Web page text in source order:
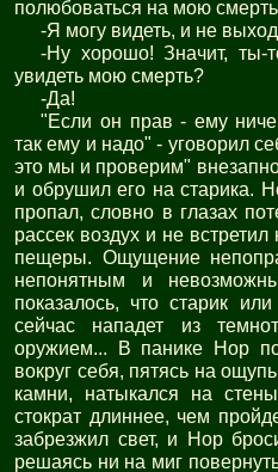
полюбоваться на мою
-Я могу видеть, и не
-Ну хорошо! Значит,
увидеть мою смерть?
-Да!
"Если он прав - ему
так ему и надо" - уговорил
это мы и проверим"
и обрушил его на старика.
пропал, словно в глазах
рассек воздух и не
пещеры. Ощущение
непонятным и
показалось, что старик
сейчас нападет из
оружием... В панике Нор
вокруг себя, пятясь на
камни, натыкался на
стократ длиннее, чем
забрезжил свет, и Нор
решаясь ни на миг